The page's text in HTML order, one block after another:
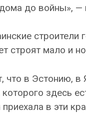
до войны», —
строители
строят мало и
что в Эстонию,
здесь
в эти